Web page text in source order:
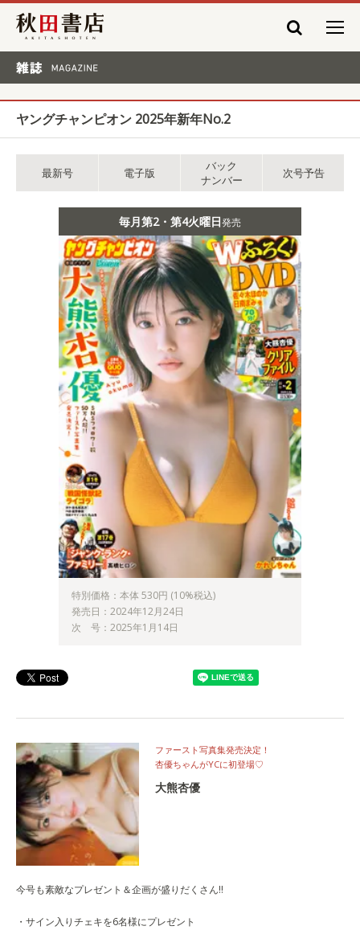
秋田書店
ヤングチャンピオン 2025年新年No.2
最新号 電子版
バック
ナンバー
次号予告
毎月第2・第4火曜日発売
特別価格：本体 530円 (10%税込)
発売日：2024年12月24日
次 号：2025年1月14日
ファースト写真集発売決定！
杏優ちゃんがYCに初登場♡
大熊杏優
今号も素敵なプレゼント＆企画が盛りだくさん!!
・サイン入りチェキを6名様にプレゼント